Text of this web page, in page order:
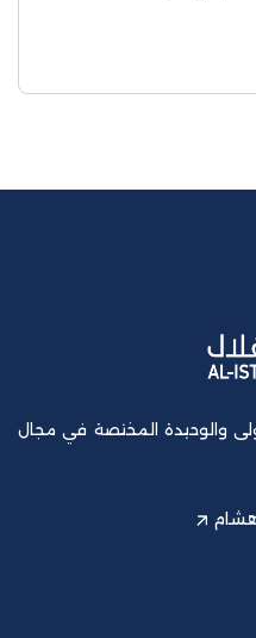
والوحيدة المختصة في مجال